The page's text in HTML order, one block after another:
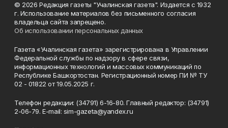
© 2026 Редакция газеты "Учалинская газета". Издается с 1932
г. Использование материалов без письменного согласия
владельца сайта запрещено.
Об использовании персональных данных
Газета «Учалинская газета» зарегистрирована в Управлении
Федеральной службы по надзору в сфере связи,
информационных технологий и массовых коммуникаций по
Республике Башкортостан. Регистрационный номер ПИ № ТУ
02 - 01822 от 19.05.2025 г.
Телефон редакции: (34791) 6-16-80. Главный редактор: (34791)
2-06-79. Е-mаil: sim-gazeta@yandex.ru